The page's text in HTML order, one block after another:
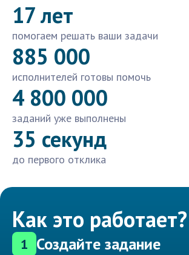
17 лет
помогаем решать ваши задачи
885 000
исполнителей готовы помочь
4 800 000
заданий уже выполнены
35 секунд
до первого отклика
Как это работает?
1 Создайте задание